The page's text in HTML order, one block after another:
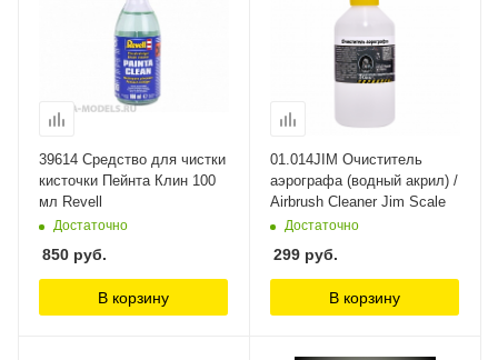
39614 Средство для чистки
кисточки Пейнта Клин 100
мл Revell
Достаточно
850 руб.
В корзину
01.014JIM Очиститель
аэрографа (водный акрил) /
Airbrush Cleaner Jim Scale
Достаточно
299 руб.
В корзину